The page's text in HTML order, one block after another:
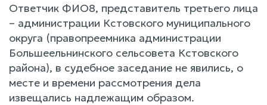
Ответчик ФИО8, представитель третьего лица
– администрации Кстовского муниципального
округа (правопреемника администрации
Большеельнинского сельсовета Кстовского
района), в судебное заседание не явились, о
месте и времени рассмотрения дела
извещались надлежащим образом.